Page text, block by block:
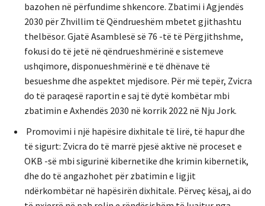
bazohen në përfundime shkencore. Zbatimi i Agjendës
2030 për Zhvillim të Qëndrueshëm mbetet gjithashtu
thelbësor. Gjatë Asamblesë së 76 -të të Përgjithshme,
fokusi do të jetë në qëndrueshmërinë e sistemeve
ushqimore, disponueshmërinë e të dhënave të
besueshme dhe aspektet mjedisore. Për më tepër, Zvicra
do të paraqesë raportin e saj të dytë kombëtar mbi
zbatimin e Axhendës 2030 në korrik 2022 në Nju Jork.
Promovimi i një hapësire dixhitale të lirë, të hapur dhe
të sigurt: Zvicra do të marrë pjesë aktive në proceset e
OKB -së mbi sigurinë kibernetike dhe krimin kibernetik,
dhe do të angazhohet për zbatimin e ligjit
ndërkombëtar në hapësirën dixhitale. Përveç kësaj, ai do